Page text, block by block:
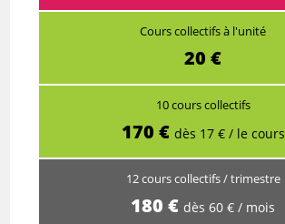
Cours collectifs à l'unité
20 €
10 cours collectifs
170 € dès 17 € / le cours
12 cours collectifs / trimestre
180 €dès 60 € / mois